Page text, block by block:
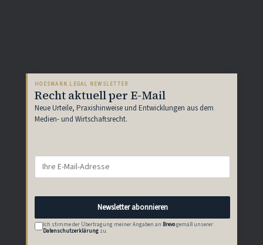
HOESMANN.LEGAL NEWSLETTER
Recht aktuell per E-Mail
Neue Urteile, Praxishinweise und Entwicklungen aus dem
Medien- und Wirtschaftsrecht.
Mail-
Adresse
Newsletter abonnieren
Ich stimme der Übertragung meiner Angaben an Brevogemäß unserer
Datenschutzerklärung zu.